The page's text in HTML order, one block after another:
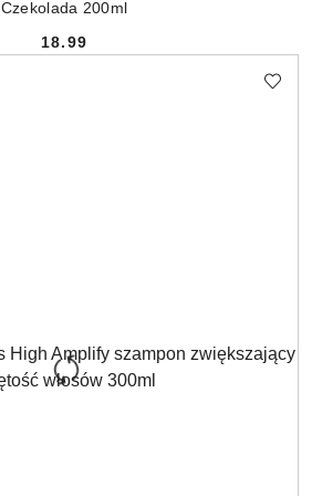
Czekolada 200ml
Cena:
18.99